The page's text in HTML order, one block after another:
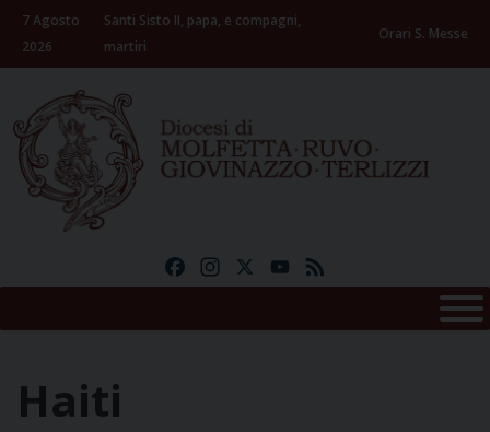
Skip
content
7 Agosto
2026
Santi Sisto II, papa, e compagni,
martiri
Orari S. Messe
FacebookInstagramYouTube
Haiti